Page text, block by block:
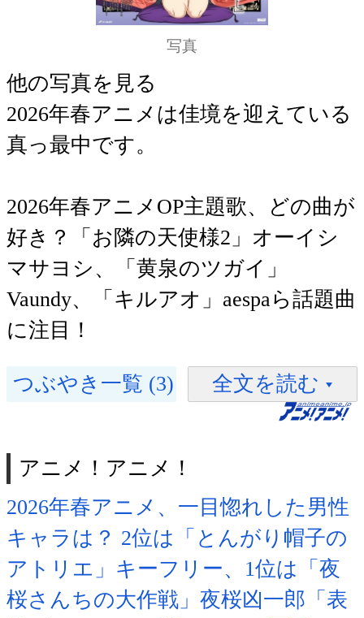
写真
他の写真を見る
2026年春アニメは佳境を迎えている
真っ最中です。
2026年春アニメOP主題歌、どの曲が
好き？「お隣の天使様2」オーイシ
マサヨシ、「黄泉のツガイ」
Vaundy、「キルアオ」aespaら話題曲
に注目！
つぶやき一覧 (3) 全文を読む
アニメ！アニメ！
2026年春アニメ、一目惚れした男性
キャラは？ 2位は「とんがり帽子の
アトリエ」キーフリー、1位は「夜
桜さんちの大作戦」夜桜凶一郎「表